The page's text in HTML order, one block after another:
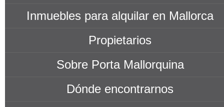
Inmuebles para alquilar en Mallorca
Propietarios
Sobre Porta Mallorquina
Dónde encontrarnos